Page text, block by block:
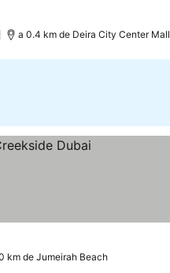
a 0.4 km de Deira City Center Mall
km de Jumeirah Beach